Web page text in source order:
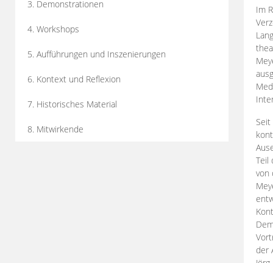
3. Demonstrationen
4. Workshops
5. Aufführungen und Inszenierungen
6. Kontext und Reflexion
7. Historisches Material
8. Mitwirkende
Im
Teil
von
der